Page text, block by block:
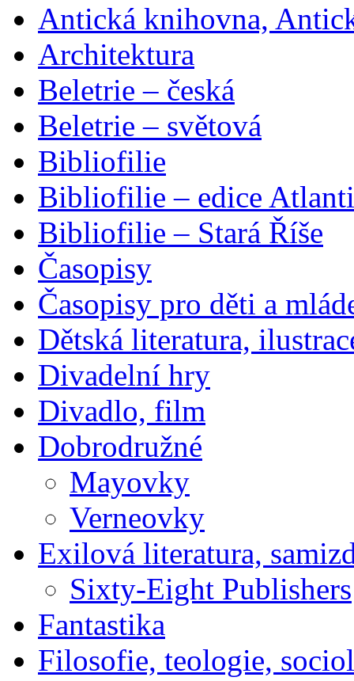
Antická knihovna,
Architektura
Beletrie – česká
Beletrie – světová
Bibliofilie
Bibliofilie – edice
Bibliofilie – Stará Říše
Časopisy
Časopisy pro děti a
Dětská literatura,
Divadelní hry
Divadlo, film
Dobrodružné
Mayovky
Verneovky
Exilová literatura,
Sixty-Eight Publishers
Fantastika
Filosofie, teologie,